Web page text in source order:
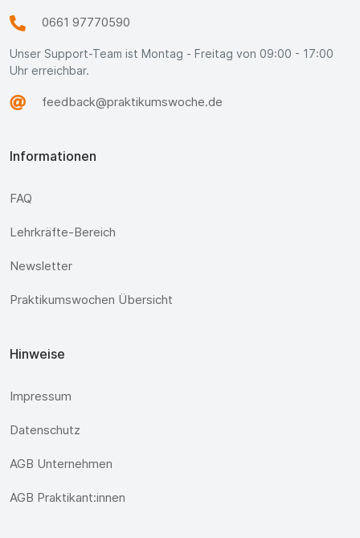
0661 97770590
Unser Support-Team ist Montag - Freitag von 09:00 - 17:00
Uhr erreichbar.
feedback@praktikumswoche.de
Informationen
FAQ
Lehrkräfte-Bereich
Newsletter
Praktikumswochen Übersicht
Hinweise
Impressum
Datenschutz
AGB Unternehmen
AGB Praktikant:innen